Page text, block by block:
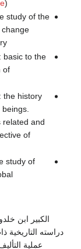
).
study of the
change
: basic to the
of
: the history
related and
of
study of
الكبير ابن
دراسته التاريخية
عملية